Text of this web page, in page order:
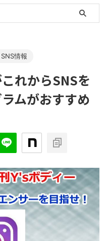
情報
れからSNSを
ムがおすすめ